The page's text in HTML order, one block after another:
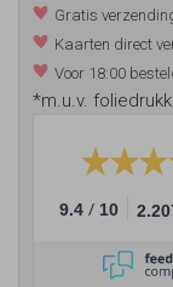
Gratis
Kaarten direct
Voor 18:00
*m.u.v.
9.4 / 10